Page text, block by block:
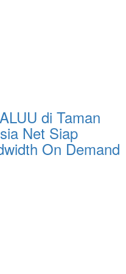
di Taman
Net Siap
On Demand